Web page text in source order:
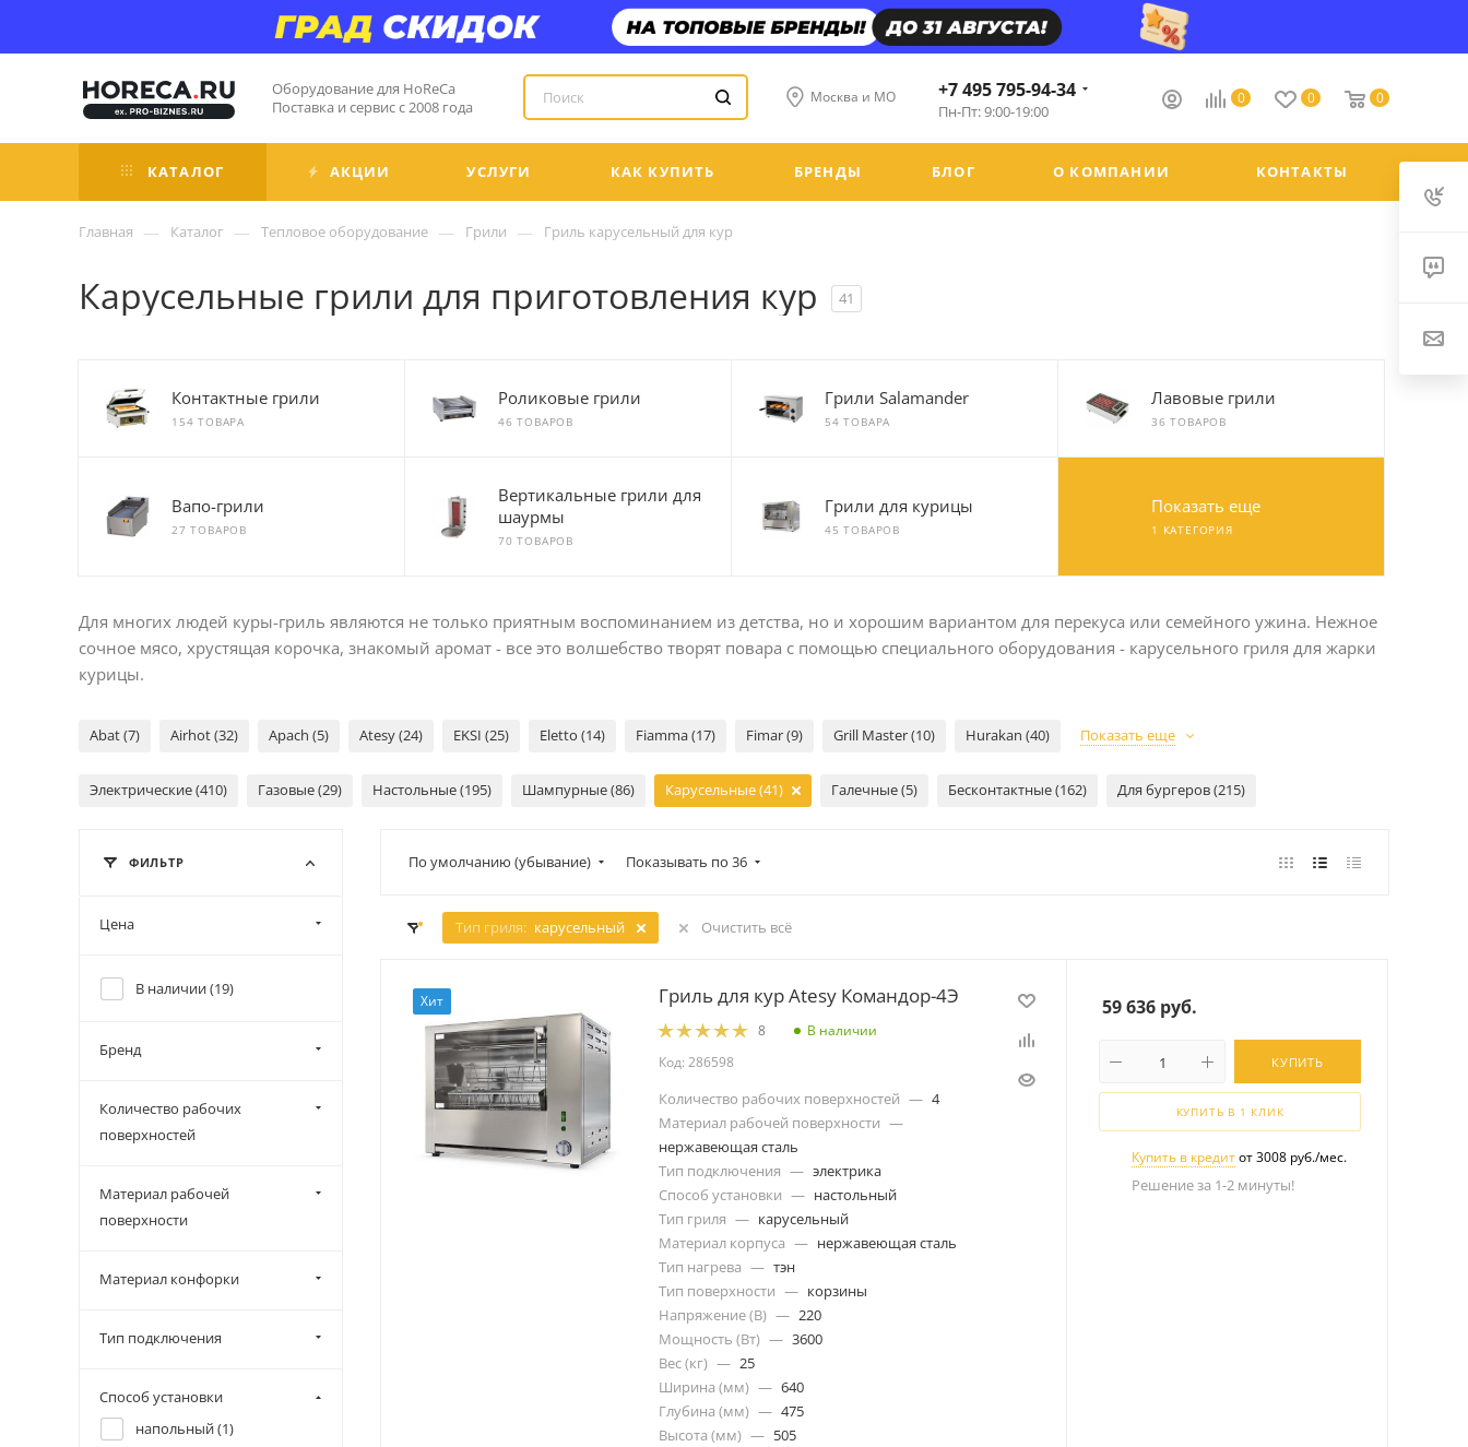
Оборудование для HoReCa
Поставка и сервис с 2008 года
Москва и МО 0 0 0
+7 495 795-94-34
Пн-Пт: 9:00-19:00
КАТАЛОГ АКЦИИ УСЛУГИ КАК КУПИТЬ БРЕНДЫ БЛОГ О КОМПАНИИ КОНТАКТЫ
Главная — Каталог — Тепловое оборудование — Грили — Гриль карусельный для кур
Карусельные грили для приготовления кур 41
Контактные грили
154 ТОВАРА
Роликовые грили
46 ТОВАРОВ
Грили Salamander
54 ТОВАРА
Лавовые грили
36 ТОВАРОВ
Вапо-грили
27 ТОВАРОВ
Вертикальные грили для
шаурмы
70 ТОВАРОВ
Грили для курицы
45 ТОВАРОВ
Показать еще
1 КАТЕГОРИЯ
Для многих людей куры-гриль являются не только приятным воспоминанием из детства, но и хорошим вариантом для перекуса или семейного ужина. Нежное
сочное мясо, хрустящая корочка, знакомый аромат - все это волшебство творят повара с помощью специального оборудования - карусельного гриля для жарки
курицы.
Abat (7) Airhot (32) Apach (5) Atesy (24) EKSI (25) Eletto (14) Fiamma (17) Fimar (9) Grill Master (10) Hurakan (40) Показать еще
Электрические (410) Газовые (29) Настольные (195) Шампурные (86) Карусельные (41) Галечные (5) Бесконтактные (162) Для бургеров (215)
По умолчанию (убывание) Показывать по 36
Тип гриля: карусельный Очистить всё
Хит Гриль для кур Atesy Командор-4Э
8
В наличии
Код: 286598
Количество рабочих поверхностей — 4
Материал рабочей поверхности —
нержавеющая сталь
Тип подключения — электрика
Способ установки — настольный
Тип гриля — карусельный
Материал корпуса — нержавеющая сталь
Тип нагрева — тэн
Тип поверхности — корзины
Напряжение (В) — 220
Мощность (Вт) — 3600
Вес (кг) — 25
Ширина (мм) — 640
Глубина (мм) — 475
Высота (мм) — 505
59 636 руб.
КУПИТЬ
КУПИТЬ В 1 КЛИК
Купить в кредитот 3008 руб./мес.
Решение за 1-2 минуты!
ФИЛЬТР
Цена
В наличии (19)
Бренд
Количество рабочих
поверхностей
Материал рабочей
поверхности
Материал конфорки
Тип подключения
Способ установки
напольный (1)